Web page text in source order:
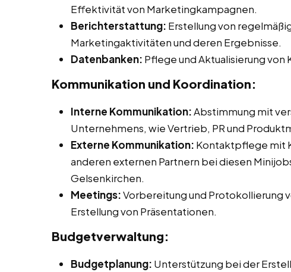
Effektivität von Marketingkampagnen.
Berichterstattung: Erstellung von
Marketingaktivitäten und deren Ergebnisse.
Datenbanken: Pflege und Aktualisierung von
Kommunikation und Koordination:
Interne Kommunikation:Abstimmung mit
Unternehmens, wie Vertrieb, PR und
Externe Kommunikation: Kontaktpflege mit
anderen externen Partnern bei diesen
Gelsenkirchen.
Meetings:Vorbereitung und Protokollierung
Erstellung von Präsentationen.
Budgetverwaltung:
Budgetplanung: Unterstützung bei der